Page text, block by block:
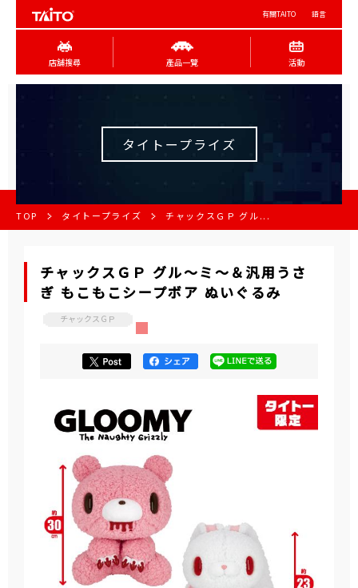
有關TAITO 語言
店舖搜尋 產品一覽 活動
タイトープライズ
TOP タイトープライズ チャックスＧＰ グル...
チャックスＧＰ グル～ミ～＆汎用うさ
ぎ もこもこシープボア ぬいぐるみ
チャックスＧＰ